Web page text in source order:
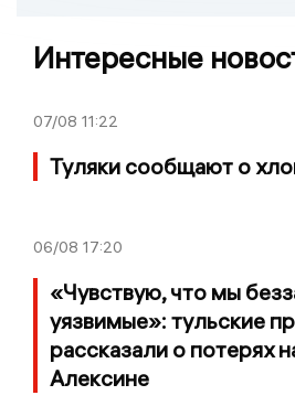
Интересные
07/08 11:22
Туляки сообщают о
06/08 17:20
«Чувствую, что мы
уязвимые»: тульские
рассказали о потерях
Алексине